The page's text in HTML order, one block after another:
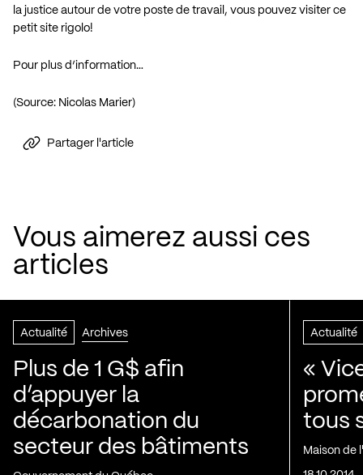
la justice autour de votre poste de travail, vous pouvez visiter ce
petit site rigolo!
Pour plus d’information…
(Source: Nicolas Marier)
Partager l'article
Vous aimerez aussi ces
articles
Actualité Archives
Plus de 1 G$ afin
d’appuyer la
décarbonation du
secteur des bâtiments
Actualité
«
tous
Maison de